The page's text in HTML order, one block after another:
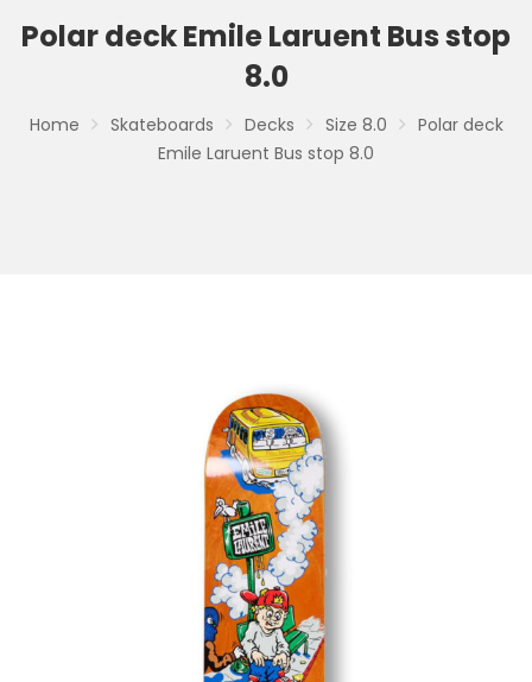
Polar deck Emile Laruent Bus stop
8.0
Home Skateboards Decks Size 8.0
Polar deck
Emile Laruent Bus stop 8.0